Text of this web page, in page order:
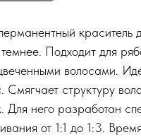
краситель
темнее. Подходит для
волосами.
Смягчает структуру
Для него разработан
от 1:1 до 1:3.